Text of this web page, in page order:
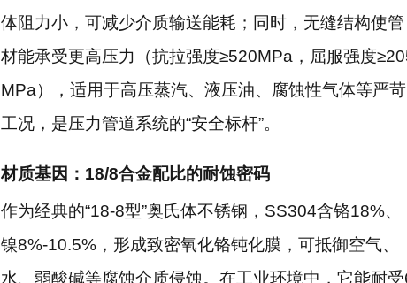
体阻力小，可减少介质输送能耗；同时，无缝结构使管
材能承受更高压力（抗拉强度≥520MPa，屈服强度
MPa），适用于高压蒸汽、液压油、腐蚀性气体等严苛
工况，是压力管道系统的“安全标杆”。
材质基因：18/8合金配比的耐蚀密码
作为经典的“18-8型”奥氏体不锈钢，SS304含铬18%、
镍8%-10.5%，形成致密氧化铬钝化膜，可抵御空气、
水、弱酸碱等腐蚀介质侵蚀。在工业环境中，它能耐